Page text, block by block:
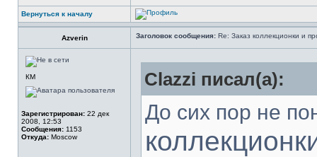
Вернуться к началу
Azverin Заголовок сообщения: Re: Заказ коллекционки и
КМ
Зарегистрирован: 22 дек
2008, 12:53
Сообщения: 1153
Откуда: Moscow
Clazzi писал(а):
До сих пор не